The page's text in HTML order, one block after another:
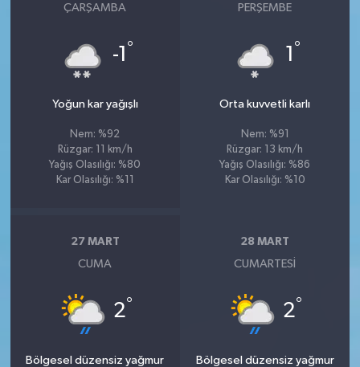
ÇARŞAMBA
-1 °
Yoğun kar yağışlı
Nem: %92
Rüzgar: 11 km/h
Yağış Olasılığı: %80
Kar Olasılığı: %11
PERŞEMBE
1 °
Orta kuvvetli karlı
Nem: %91
Rüzgar: 13 km/h
Yağış Olasılığı: %86
Kar Olasılığı: %10
27 MART
CUMA
2°
Bölgesel düzensiz yağmur
28 MART
CUMARTESI
2°
Bölgesel düzensiz yağmur